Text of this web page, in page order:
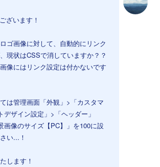
ざいます！
ゴ画像に対して、自動的にリンク
現状はCSSで消していますか？？
画像にはリンク設定は付かないです
は管理画面「外観」>「カスタマ
デザイン設定」>「ヘッダー」
画像のサイズ【PC】」を100に設
い...！
します！